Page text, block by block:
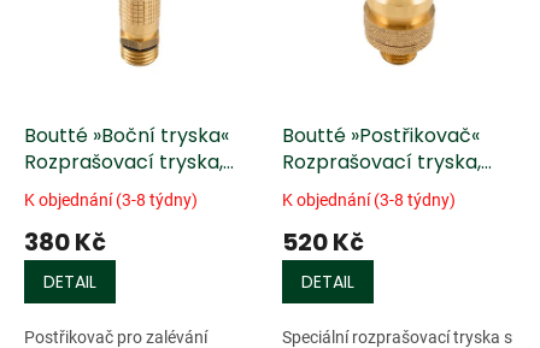
dBoutté »Boční tryska«
Rozprašovací tryska,
mosaz
K objednání (3-8 týdny)
380 Kč
DETAIL
Postřikovač pro zalévání
Boutté »Postřikovač«
Rozprašovací tryska,
mosaz
K objednání (3-8 týdny)
520 Kč
DETAIL
Speciální rozprašovací tryska s